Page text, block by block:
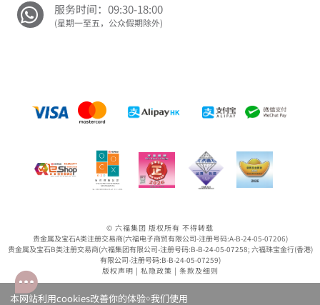
服务时间：09:30-18:00
(星期一至五，公众假期除外)
© 六福集团 版权所有 不得转载
贵金属及宝石A类注册交易商(六福电子商贸有限公司-注册号码:A-B-24-05-07206)
贵金属及宝石B类注册交易商(六福集团有限公司-注册号码:B-B-24-05-07258; 六福珠宝金行(香港)
有限公司-注册号码:B-B-24-05-07259)
版权声明 | 私隐政策 | 条款及细则
本网站利用cookies改善你的体验￮我们使用